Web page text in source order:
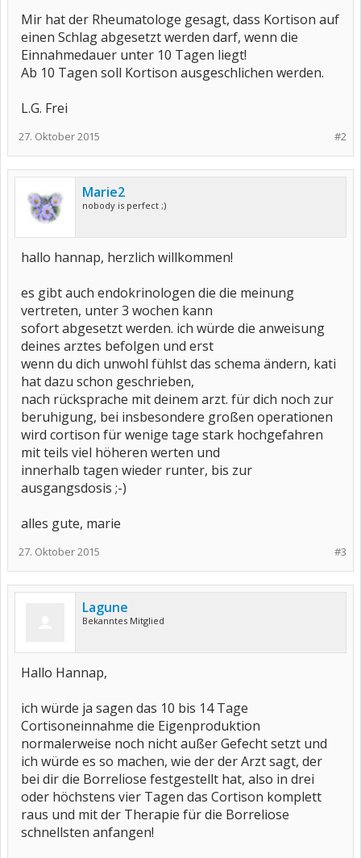
Mir hat der Rheumatologe gesagt, dass Kortison auf
einen Schlag abgesetzt werden darf, wenn die
Einnahmedauer unter 10 Tagen liegt!
Ab 10 Tagen soll Kortison ausgeschlichen werden.
L.G. Frei
#2
27. Oktober 2015
Marie2
nobody is perfect ;)
hallo hannap, herzlich willkommen!
es gibt auch endokrinologen die die meinung
vertreten, unter 3 wochen kann
sofort abgesetzt werden. ich würde die anweisung
deines arztes befolgen und erst
wenn du dich unwohl fühlst das schema ändern, kati
hat dazu schon geschrieben,
nach rücksprache mit deinem arzt. für dich noch zur
beruhigung, bei insbesondere großen operationen
wird cortison für wenige tage stark hochgefahren
mit teils viel höheren werten und
innerhalb tagen wieder runter, bis zur
ausgangsdosis ;-)
alles gute, marie
#3
27. Oktober 2015
Lagune
Bekanntes Mitglied
Hallo Hannap,
ich würde ja sagen das 10 bis 14 Tage
Cortisoneinnahme die Eigenproduktion
normalerweise noch nicht außer Gefecht setzt und
ich würde es so machen, wie der der Arzt sagt, der
bei dir die Borreliose festgestellt hat, also in drei
oder höchstens vier Tagen das Cortison komplett
raus und mit der Therapie für die Borreliose
schnellsten anfangen!